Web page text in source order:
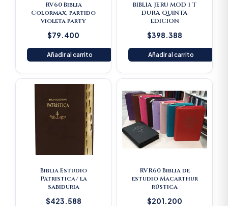
RV60 Biblia
Colormax, partido
violeta party
$79.400
Añadir al carrito
BIBLIA JERU MOD 1 T
DURA QUINTA
EDICION
$398.388
Añadir al carrito
Biblia Estudio
Patristica/ la
sabiduria
$423.588
RVR60 Biblia de
estudio Macarthur
rústica
$201.200